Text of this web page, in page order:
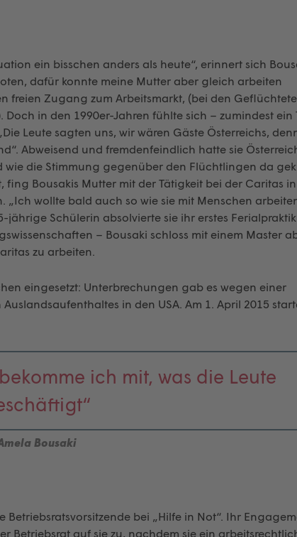
ein bisschen anders als heute“, erinnert sich
dafür konnte meine Mutter aber gleich arbeiten
freien Zugang zum Arbeitsmarkt, (bei den
in den 1990er-Jahren fühlte sich – zumindest ein
Leute sagten uns, wir wären Gäste Österreichs,
Abweisend und fremdenfeindlich hatte sie
wie die Stimmung gegenüber den Flüchtlingen da
fing Bousakis Mutter mit der Tätigkeit bei der Caritas in
wollte bald auch so wie sie mit Menschen
jährige Schülerin absolvierte sie ihr erstes
– Bousaki schloss mit einem Master
zu arbeiten.
eingesetzt: Unterbrechungen gab es wegen einer
in den USA. Am 1. April 2015
ich mit, was die Leute
Bousaki
bei „Hilfe in Not“. Ihr
Betriebsrat auf sie zu, nachdem sie ein